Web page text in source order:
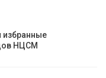
избранные
НЦСМ